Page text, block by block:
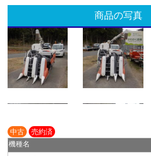
商品の写真
中古
売約済
機種名